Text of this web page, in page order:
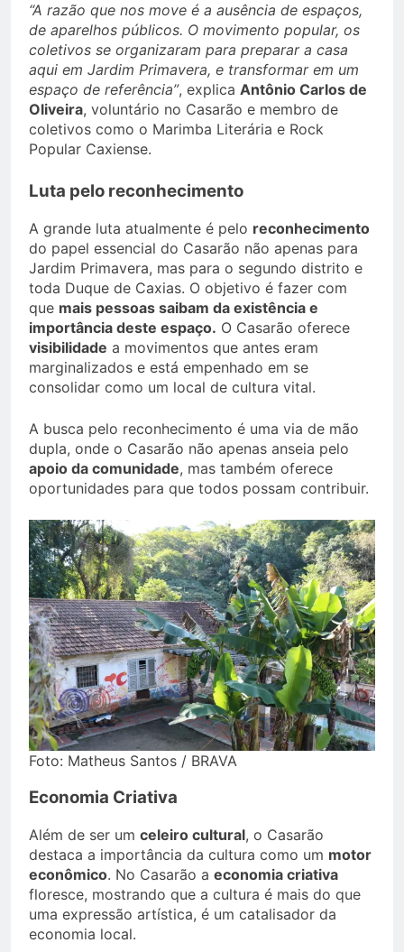
“A razão que nos move é a ausência de espaços,
de aparelhos públicos. O movimento popular, os
coletivos se organizaram para preparar a casa
aqui em Jardim Primavera, e transformar em um
espaço de referência”, explica Antônio Carlos de
Oliveira, voluntário no Casarão e membro de
coletivos como o Marimba Literária e Rock
Popular Caxiense.
Luta pelo reconhecimento
A grande luta atualmente é pelo reconhecimento
do papel essencial do Casarão não apenas para
Jardim Primavera, mas para o segundo distrito e
toda Duque de Caxias. O objetivo é fazer com
que mais pessoas saibam da existência e
importância deste espaço. O Casarão oferece
visibilidade a movimentos que antes eram
marginalizados e está empenhado em se
consolidar como um local de cultura vital.
A busca pelo reconhecimento é uma via de mão
dupla, onde o Casarão não apenas anseia pelo
apoio da comunidade, mas também oferece
oportunidades para que todos possam contribuir.
Foto: Matheus Santos / BRAVA
Economia Criativa
Além de ser um celeiro cultural, o Casarão
destaca a importância da cultura como um motor
econômico. No Casarão a economia criativa
floresce, mostrando que a cultura é mais do que
uma expressão artística, é um catalisador da
economia local.